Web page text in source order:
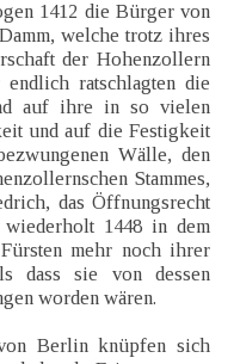
1412 die Bürger von
welche trotz ihres
der Hohenzollern
ratschlagten die
auf ihre in so vielen
und auf die Festigkeit
Wälle, den
Stammes,
das Öffnungsrecht
1448 in dem
mehr noch ihrer
dass sie von dessen
worden wären.
Berlin knüpfen sich